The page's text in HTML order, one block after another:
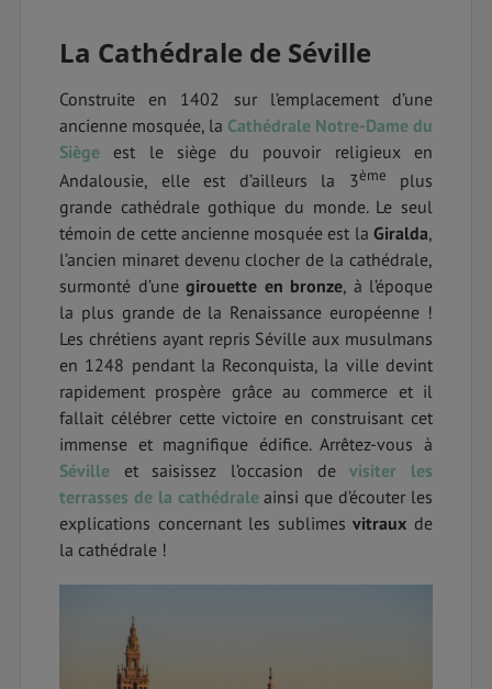
La Cathédrale de Séville
Construite en 1402 sur l’emplacement d’une
ancienne mosquée, la Cathédrale Notre-Dame du
Siège est le siège du pouvoir religieux en
Andalousie, elle est d’ailleurs la 3ème plus
grande cathédrale gothique du monde. Le seul
témoin de cette ancienne mosquée est la Giralda,
l’ancien minaret devenu clocher de la cathédrale,
surmonté d’une girouette en bronze, à l’époque
la plus grande de la Renaissance européenne !
Les chrétiens ayant repris Séville aux musulmans
en 1248 pendant la Reconquista, la ville devint
rapidement prospère grâce au commerce et il
fallait célébrer cette victoire en construisant cet
immense et magnifique édifice. Arrêtez-vous à
Séville et saisissez l’occasion de
visiter les
terrasses de la cathédraleainsi que d’écouter les
explications concernant les sublimesvitraux de
la cathédrale !